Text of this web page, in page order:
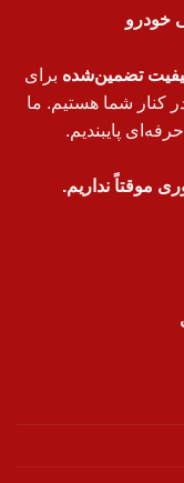
خودرو
تضمین‌شده برای
کنار شما هستیم. ما
پایبندیم.
موقتاً نداریم.